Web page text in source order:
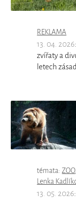
REKLAMA
13. 04. 2026
zvířaty a
letech
témata:ZOO
Lenka
13. 05. 2026